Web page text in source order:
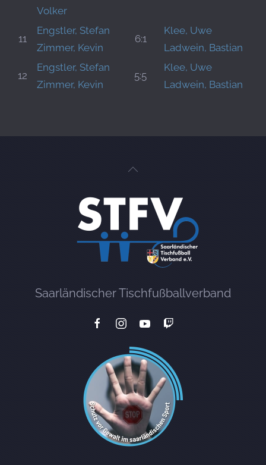
Volker
11
Engstler, Stefan
Zimmer, Kevin
6:1
Klee, Uwe
Ladwein, Bastian
12
Engstler, Stefan
Zimmer, Kevin
5:5
Klee, Uwe
Ladwein, Bastian
Saarländischer Tischfußballverband